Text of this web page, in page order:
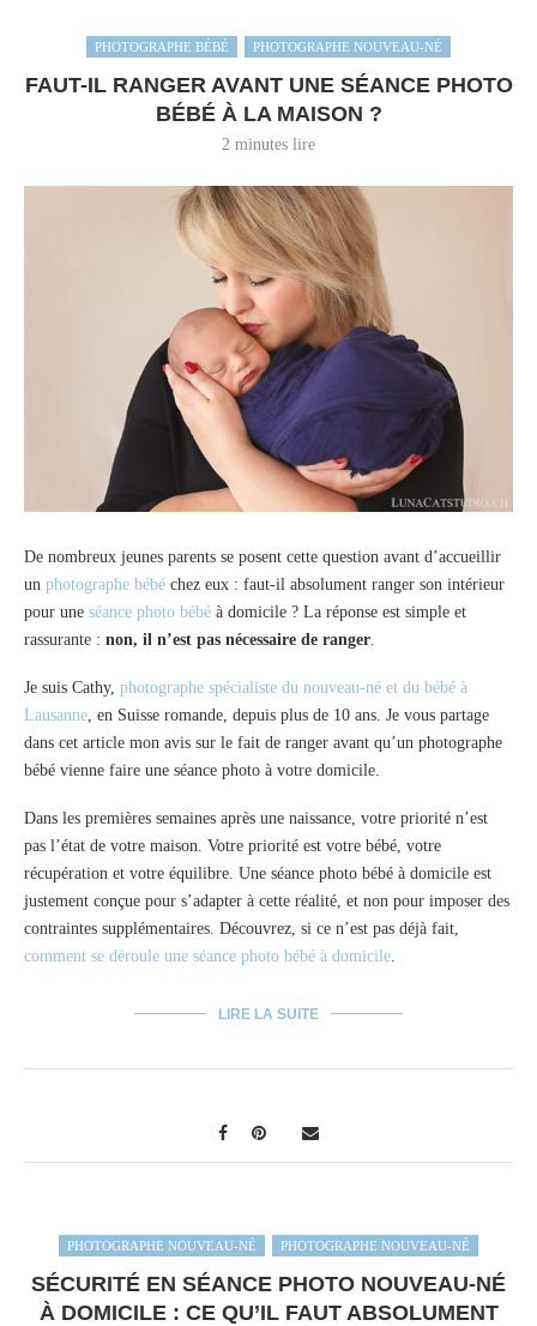
PHOTOGRAPHE BÉBÉ PHOTOGRAPHE NOUVEAU-NÉ
FAUT-IL RANGER AVANT UNE SÉANCE PHOTO
BÉBÉ À LA MAISON ?
2 minutes lire
De nombreux jeunes parents se posent cette question avant d’accueillir
un photographe bébé chez eux : faut-il absolument ranger son intérieur
pour une séance photo bébé à domicile ? La réponse est simple et
rassurante : non, il n’est pas nécessaire de ranger
Je suis Cathy, photographe spécialiste du nouveau-né et du bébé à
Lausanne , en Suisse romande, depuis plus de 10 ans. Je vous partage
dans cet article mon avis sur le fait de ranger avant qu’un photographe
bébé vienne faire une séance photo à votre domicile.
Dans les premières semaines après une naissance, votre priorité n’est
pas l’état de votre maison. Votre priorité est votre bébé, votre
récupération et votre équilibre. Une séance photo bébé à domicile est
justement conçue pour s’adapter à cette réalité, et non pour imposer des
contraintes supplémentaires. Découvrez, si ce n’est pas déjà fait,
comment se déroule une séance photo bébé à domicile
LIRE LA SUITE
PHOTOGRAPHE NOUVEAU-NÉ PHOTOGRAPHE NOUVEAU-NÉ
SÉCURITÉ EN SÉANCE PHOTO NOUVEAU-NÉ
À DOMICILE : CE QU’IL FAUT ABSOLUMENT